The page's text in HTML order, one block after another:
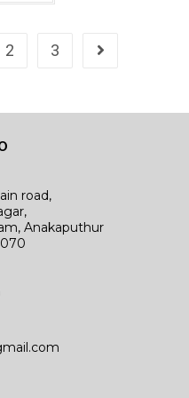
2 3
road,
Anakaputhur